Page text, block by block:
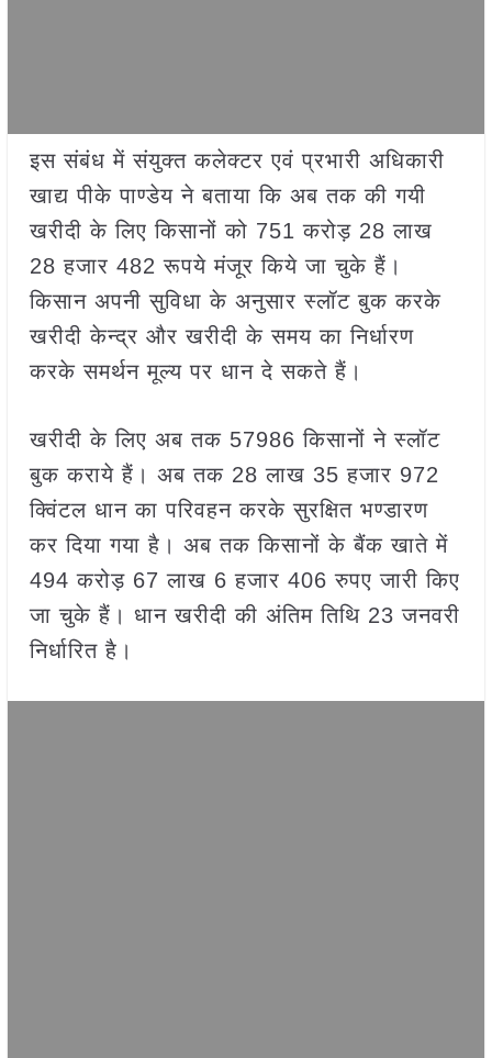
इस संबंध में संयुक्त कलेक्टर एवं प्रभारी अधिकारी
खाद्य पीके पाण्डेय ने बताया कि अब तक की गयी
खरीदी के लिए किसानों को 751 करोड़ 28 लाख
28 हजार 482 रूपये मंजूर किये जा चुके हैं।
किसान अपनी सुविधा के अनुसार स्लॉट बुक करके
खरीदी केन्द्र और खरीदी के समय का निर्धारण
करके समर्थन मूल्य पर धान दे सकते हैं।
खरीदी के लिए अब तक 57986 किसानों ने स्लॉट
बुक कराये हैं। अब तक 28 लाख 35 हजार 972
क्विंटल धान का परिवहन करके सुरक्षित भण्डारण
कर दिया गया है। अब तक किसानों के बैंक खाते में
494 करोड़ 67 लाख 6 हजार 406 रुपए जारी किए
जा चुके हैं। धान खरीदी की अंतिम तिथि 23 जनवरी
निर्धारित है।